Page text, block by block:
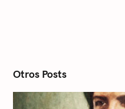
n
Otros Posts